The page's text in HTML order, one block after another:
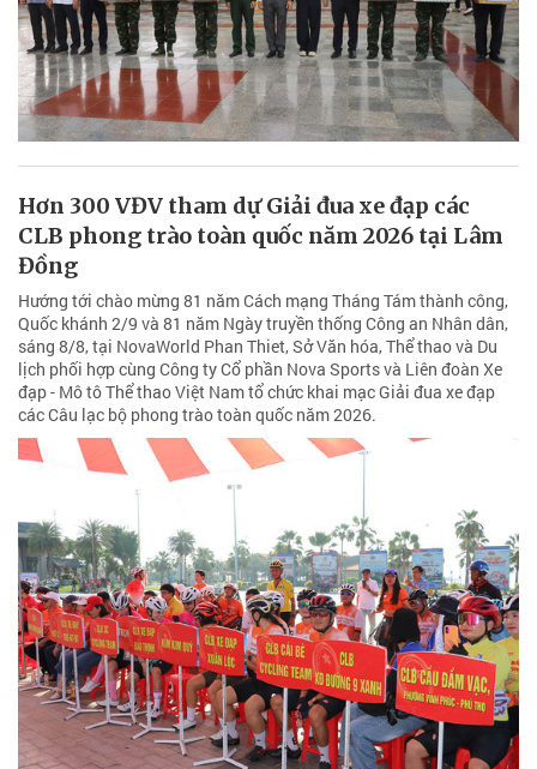
Hơn 300 VĐV tham dự Giải đua xe đạp các
CLB phong trào toàn quốc năm 2026 tại Lâm
Đồng
Hướng tới chào mừng 81 năm Cách mạng Tháng Tám thành công,
Quốc khánh 2/9 và 81 năm Ngày truyền thống Công an Nhân dân,
sáng 8/8, tại NovaWorld Phan Thiet, Sở Văn hóa, Thể thao và Du
lịch phối hợp cùng Công ty Cổ phần Nova Sports và Liên đoàn Xe
đạp - Mô tô Thể thao Việt Nam tổ chức khai mạc Giải đua xe đạp
các Câu lạc bộ phong trào toàn quốc năm 2026.